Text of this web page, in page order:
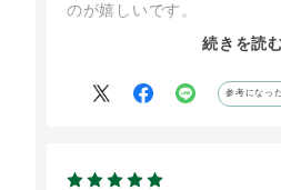
のが嬉しいです。
6歳の娘のおやつにはるまき
り兎に角美味しく頂いていま
続きを読
参考になった